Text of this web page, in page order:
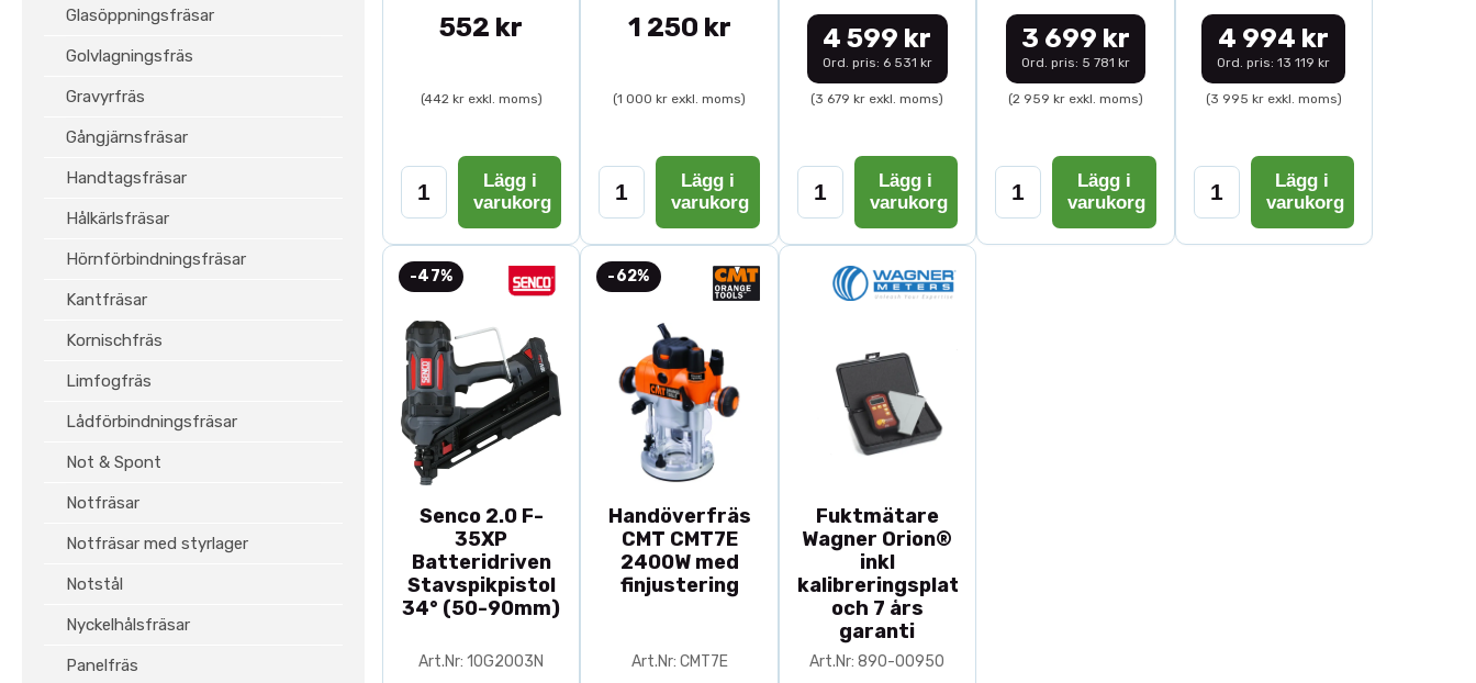
Glasöppningsfräsar
Golvlagningsfräs
Gravyrfräs
Gångjärnsfräsar
Handtagsfräsar
Hålkärlsfräsar
Hörnförbindningsfräsar
Kantfräsar
Kornischfräs
Limfogfräs
Lådförbindningsfräsar
Not & Spont
Notfräsar
Notfräsar med styrlager
Notstål
Nyckelhålsfräsar
Panelfräs
552 kr
(442 kr exkl. moms)
Lägg i
varukorg
1 250 kr
(1 000 kr exkl. moms)
Lägg i
varukorg
4 599 kr
Ord. pris: 6 531 kr
(3 679 kr exkl. moms)
Lägg i
varukorg
3 699 kr
Ord. pris: 5 781 kr
(2 959 kr exkl. moms)
Lägg i
varukorg
4 994 kr
Ord. pris: 13 119 kr
(3 995 kr exkl. moms)
Lägg i
varukorg
-47%
Senco 2.0 F-
35XP
Batteridriven
Stavspikpistol
34° (50-90mm)
Art.Nr: 10G2003N
-62%
Handöverfräs
CMT CMT7E
2400W med
finjustering
Art.Nr: CMT7E
Fuktmätare
Wagner Orion®
inkl
kalibreringsplatta
och 7 års
garanti
Art.Nr: 890-00950